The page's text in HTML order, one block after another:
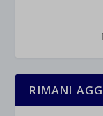
RIMANI